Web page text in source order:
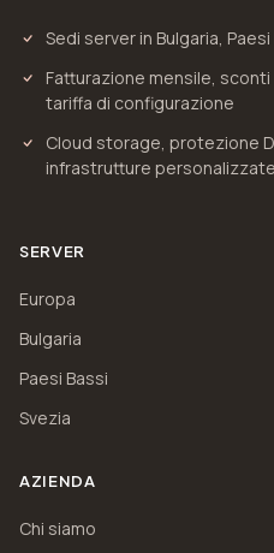
Sedi server in Bulgaria,
Fatturazione mensile,
tariffa di configurazione
Cloud storage, protezione
infrastrutture personalizzate
SERVER
Europa
Bulgaria
Paesi Bassi
Svezia
AZIENDA
Chi siamo